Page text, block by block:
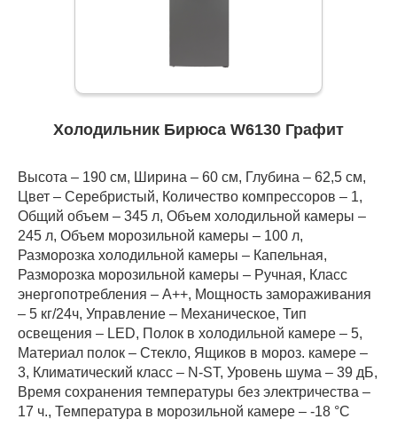
Холодильник Бирюса W6130 Графит
Высота – 190 см, Ширина – 60 см, Глубина – 62,5 см,
Цвет – Серебристый, Количество компрессоров – 1,
Общий объем – 345 л, Объем холодильной камеры –
245 л, Объем морозильной камеры – 100 л,
Разморозка холодильной камеры – Капельная,
Разморозка морозильной камеры – Ручная, Класс
энергопотребления – А++, Мощность замораживания
– 5 кг/24ч, Управление – Механическое, Тип
освещения – LED, Полок в холодильной камере – 5,
Материал полок – Стекло, Ящиков в мороз. камере –
3, Климатический класс – N-ST, Уровень шума – 39 дБ,
Время сохранения температуры без электричества –
17 ч., Температура в морозильной камере – -18 °C